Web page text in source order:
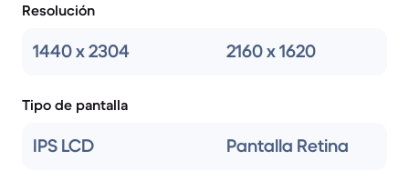
Resolución
1440 x 2304 2160 x 1620
Tipo de pantalla
IPS LCD Pantalla Retina